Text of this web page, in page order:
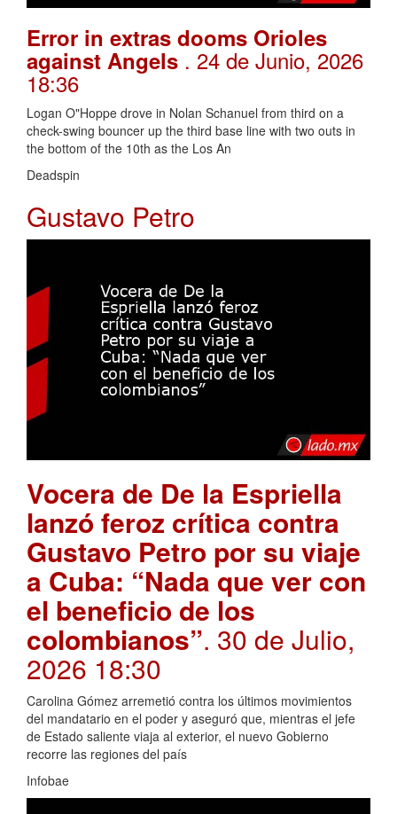
Error in extras dooms Orioles
against Angels . 24 de Junio, 2026
18:36
Logan O"Hoppe drove in Nolan Schanuel from third on a
check-swing bouncer up the third base line with two outs in
the bottom of the 10th as the Los An
Deadspin
Gustavo Petro
Vocera de De la Espriella
lanzó feroz crítica contra
Gustavo Petro por su viaje
a Cuba: “Nada que ver con
el beneficio de los
colombianos”. 30 de Julio,
2026 18:30
Carolina Gómez arremetió contra los últimos movimientos
del mandatario en el poder y aseguró que, mientras el jefe
de Estado saliente viaja al exterior, el nuevo Gobierno
recorre las regiones del país
Infobae